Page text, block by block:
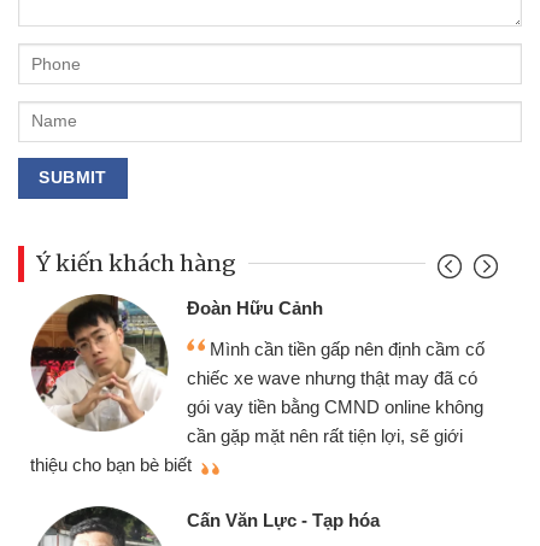
Ý kiến khách hàng
Đoàn Hữu Cảnh
Mình cần tiền gấp nên định cầm cố
chiếc xe wave nhưng thật may đã có
gói vay tiền bằng CMND online không
cần gặp mặt nên rất tiện lợi, sẽ giới
thiệu cho bạn bè biết
Cấn Văn Lực - Tạp hóa